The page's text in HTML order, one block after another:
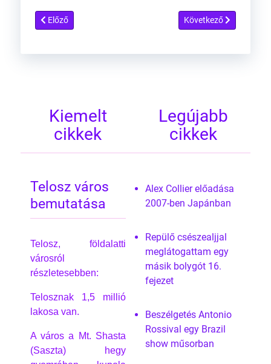
Előző cikk: Párbeszéd egy Verdant - bolygói bölcsel
Előző Következő cikk: Az
Következő
Kiemelt
cikkek
Telosz város
bemutatása
Telosz, földalatti
városról
részletesebben:
Telosznak 1,5 millió
lakosa van.
A város a Mt. Shasta
(Saszta) hegy
Legújabb
cikkek
Alex Collier előadása
2007-ben Japánban
Repülő csészealjjal
meglátogattam egy
másik bolygót 16.
fejezet
Beszélgetés Antonio
Rossival egy Brazil
show műsorban